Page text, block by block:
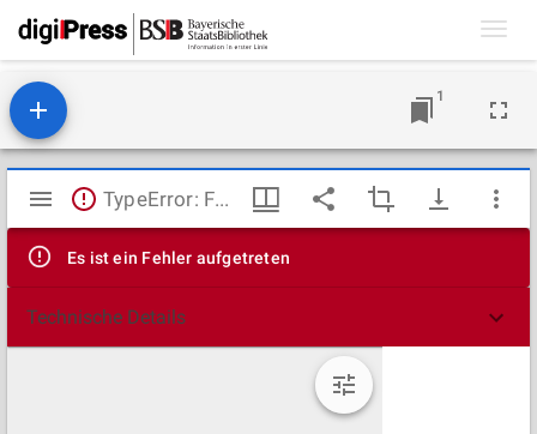
1
Mirador
Viewer
TypeError: Failed to fetch
Es ist ein Fehler aufgetreten
Technische Details